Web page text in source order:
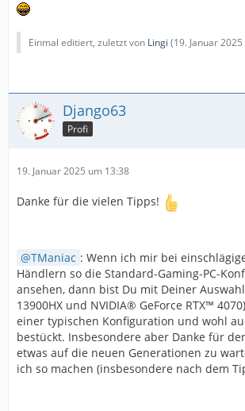
Einmal editiert, zuletzt von Lingi (19. Januar
Django63
Profi
19. Januar 2025 um 13:38
Danke für die vielen Tipps!
TManiac : Wenn ich mir bei
Händlern so die Standard-Gaming-PC-
ansehen, dann bist Du mit Deiner
13900HX und NVIDIA® GeForce RTX™
einer typischen Konfiguration und wohl
bestückt. Insbesondere aber Danke für
etwas auf die neuen Generationen zu
ich so machen (insbesondere nach dem